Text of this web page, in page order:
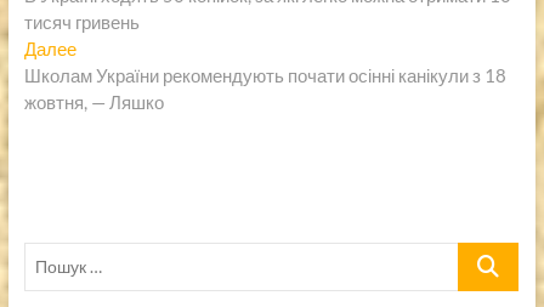
по
записям
тисяч гривень
ДалееСледующая
запись:
Школам України рекомендують почати осінні канікули з 18
жовтня, — Ляшко
Пошук